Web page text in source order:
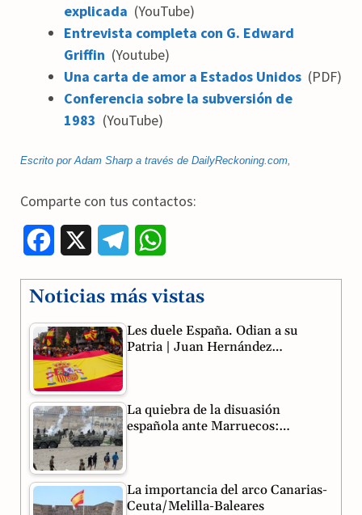
explicada (YouTube)
Entrevista completa con G. Edward
Griffin (Youtube)
Una carta de amor a Estados Unidos (PDF)
Conferencia sobre la subversión de
1983 (YouTube)
Escrito por Adam Sharp a través de DailyReckoning.com,
Comparte con tus contactos:
c
e
b
o
o
k
l
e
a
a
t
p
Noticias más vistas
Les duele España. Odian a su
Patria | Juan Hernández…
La quiebra de la disuasión
española ante Marruecos:…
La importancia del arco Canarias-
Ceuta/Melilla-Baleares